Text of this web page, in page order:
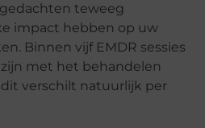
teweeg
impact hebben op uw
Binnen vijf EMDR sessies
met het behandelen
verschilt natuurlijk per